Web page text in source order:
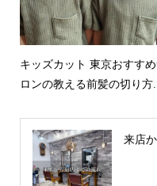
キッズカット 東京おすす
ロンの教える前髪の切り方...
来店